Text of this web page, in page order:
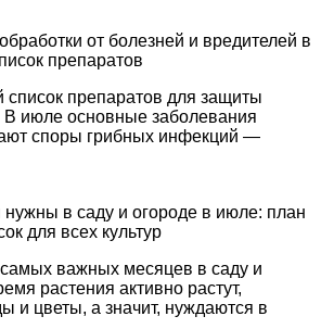
от болезней и вредителей в
препаратов
список препаратов для защиты
В июле основные заболевания
споры грибных инфекций —
нужны в саду и огороде в июле: план
для всех культур
важных месяцев в саду и
растения активно растут,
и цветы, а значит, нуждаются в